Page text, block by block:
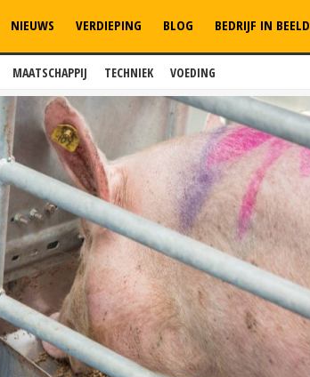
MAATSCHAPPIJ TECHNIEK VOEDING
NIEUWS VERDIEPING BLOG BEDRIJF IN BEELD